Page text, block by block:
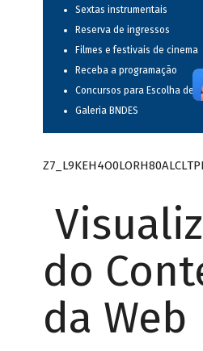
Sextas instrumentais
Reserva de ingressos
Filmes e festivais de cinema
Receba a programação
Concursos para Escolha de
Galeria BNDES
do
da Web